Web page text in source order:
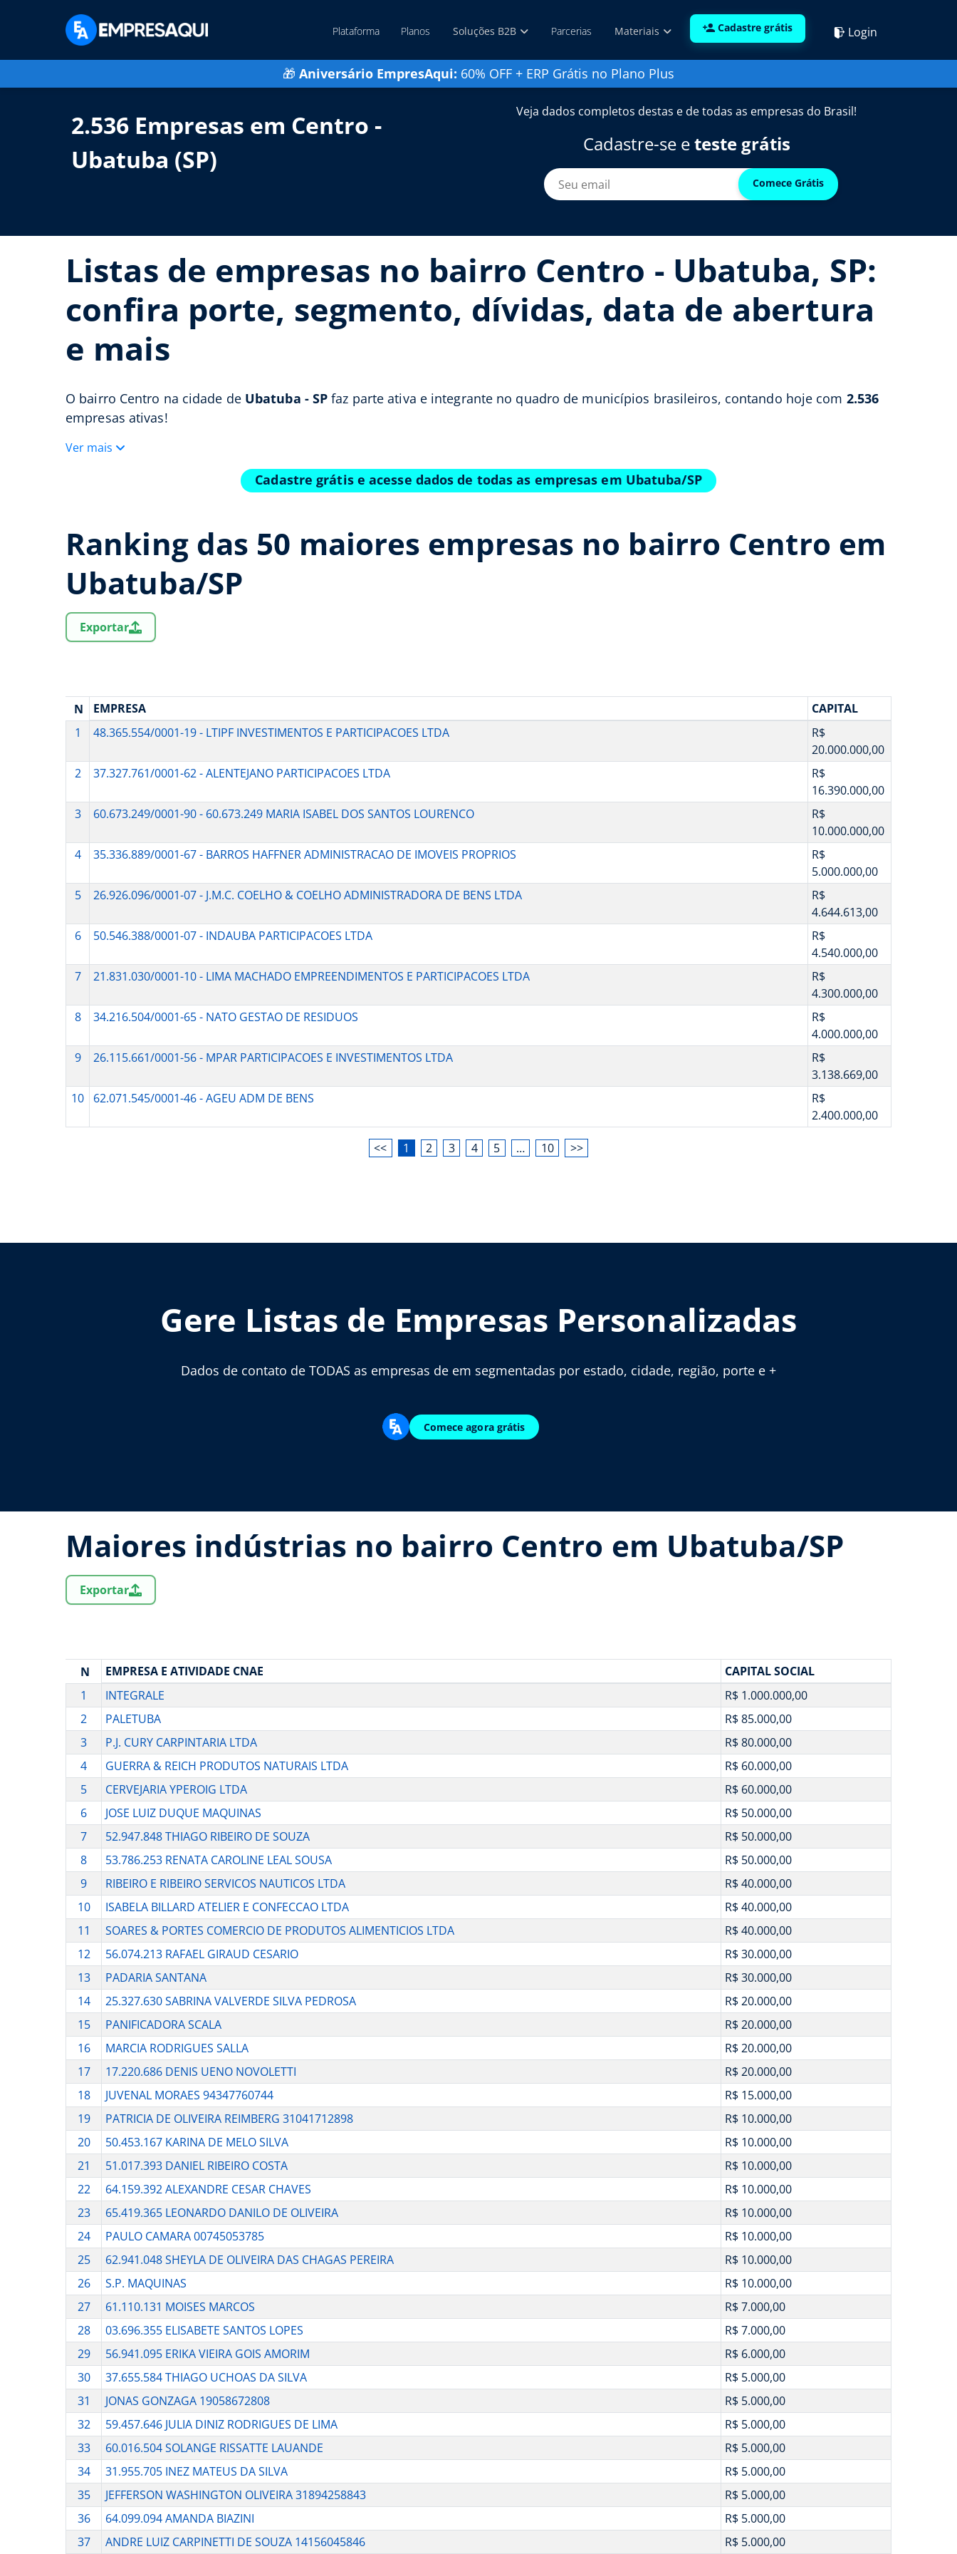
Plataforma Planos Soluções B2B Parcerias Materiais Cadastre grátis Login
🎁 Aniversário EmpresAqui: 60% OFF + ERP Grátis no Plano Plus
2.536 Empresas em Centro -
Ubatuba (SP)
Veja dados completos destas e de todas as empresas do Brasil!
Cadastre-se eteste grátis
Comece Grátis
Listas de empresas no bairro Centro - Ubatuba, SP:
confira porte, segmento, dívidas, data de abertura
e mais
O bairro Centro na cidade de Ubatuba - SP faz parte ativa e integrante no quadro de municípios brasileiros, contando hoje com 2.536
empresas ativas!
Ver mais
Cadastre grátis e acesse dados de todas as empresas em Ubatuba/SP
Ranking das 50 maiores empresas no bairro Centro em
Ubatuba/SP
Exportar
N EMPRESA
CAPITAL
1
48.365.554/0001-19 - LTIPF INVESTIMENTOS E PARTICIPACOES LTDA
R$
20.000.000,00
2
37.327.761/0001-62 - ALENTEJANO PARTICIPACOES LTDA
R$
16.390.000,00
3
60.673.249/0001-90 - 60.673.249 MARIA ISABEL DOS SANTOS LOURENCO
R$
10.000.000,00
4
35.336.889/0001-67 - BARROS HAFFNER ADMINISTRACAO DE IMOVEIS PROPRIOS
R$
5.000.000,00
5
26.926.096/0001-07 - J.M.C. COELHO & COELHO ADMINISTRADORA DE BENS LTDA
R$
4.644.613,00
6
50.546.388/0001-07 - INDAUBA PARTICIPACOES LTDA
R$
4.540.000,00
7
21.831.030/0001-10 - LIMA MACHADO EMPREENDIMENTOS E PARTICIPACOES LTDA
R$
4.300.000,00
8
34.216.504/0001-65 - NATO GESTAO DE RESIDUOS
R$
4.000.000,00
9
26.115.661/0001-56 - MPAR PARTICIPACOES E INVESTIMENTOS LTDA
R$
3.138.669,00
10
62.071.545/0001-46 - AGEU ADM DE BENS
R$
2.400.000,00
<< 1 2 3 4 5 … 10 >>
Gere Listas de Empresas Personalizadas
Dados de contato de TODAS as empresas de em segmentadas por estado, cidade, região, porte e +
Comece agora grátis
Maiores indústrias no bairro Centro em Ubatuba/SP
Exportar
N EMPRESA E ATIVIDADE CNAE
CAPITAL SOCIAL
1
INTEGRALE
R$ 1.000.000,00
2
PALETUBA
R$ 85.000,00
3
P.J. CURY CARPINTARIA LTDA
R$ 80.000,00
4
GUERRA & REICH PRODUTOS NATURAIS LTDA
R$ 60.000,00
5
CERVEJARIA YPEROIG LTDA
R$ 60.000,00
6
JOSE LUIZ DUQUE MAQUINAS
R$ 50.000,00
7
52.947.848 THIAGO RIBEIRO DE SOUZA
R$ 50.000,00
8
53.786.253 RENATA CAROLINE LEAL SOUSA
R$ 50.000,00
9
RIBEIRO E RIBEIRO SERVICOS NAUTICOS LTDA
R$ 40.000,00
10
ISABELA BILLARD ATELIER E CONFECCAO LTDA
R$ 40.000,00
11
SOARES & PORTES COMERCIO DE PRODUTOS ALIMENTICIOS LTDA
R$ 40.000,00
12
56.074.213 RAFAEL GIRAUD CESARIO
R$ 30.000,00
13
PADARIA SANTANA
R$ 30.000,00
14
25.327.630 SABRINA VALVERDE SILVA PEDROSA
R$ 20.000,00
15
PANIFICADORA SCALA
R$ 20.000,00
16
MARCIA RODRIGUES SALLA
R$ 20.000,00
17
17.220.686 DENIS UENO NOVOLETTI
R$ 20.000,00
18
JUVENAL MORAES 94347760744
R$ 15.000,00
19
PATRICIA DE OLIVEIRA REIMBERG 31041712898
R$ 10.000,00
20
50.453.167 KARINA DE MELO SILVA
R$ 10.000,00
21
51.017.393 DANIEL RIBEIRO COSTA
R$ 10.000,00
22
64.159.392 ALEXANDRE CESAR CHAVES
R$ 10.000,00
23
65.419.365 LEONARDO DANILO DE OLIVEIRA
R$ 10.000,00
24
PAULO CAMARA 00745053785
R$ 10.000,00
25
62.941.048 SHEYLA DE OLIVEIRA DAS CHAGAS PEREIRA
R$ 10.000,00
26
S.P. MAQUINAS
R$ 10.000,00
27
61.110.131 MOISES MARCOS
R$ 7.000,00
28
03.696.355 ELISABETE SANTOS LOPES
R$ 7.000,00
29
56.941.095 ERIKA VIEIRA GOIS AMORIM
R$ 6.000,00
30
37.655.584 THIAGO UCHOAS DA SILVA
R$ 5.000,00
31
JONAS GONZAGA 19058672808
R$ 5.000,00
32
59.457.646 JULIA DINIZ RODRIGUES DE LIMA
R$ 5.000,00
33
60.016.504 SOLANGE RISSATTE LAUANDE
R$ 5.000,00
34
31.955.705 INEZ MATEUS DA SILVA
R$ 5.000,00
35
JEFFERSON WASHINGTON OLIVEIRA 31894258843
R$ 5.000,00
36
64.099.094 AMANDA BIAZINI
R$ 5.000,00
37
ANDRE LUIZ CARPINETTI DE SOUZA 14156045846 R$ 5.000,00